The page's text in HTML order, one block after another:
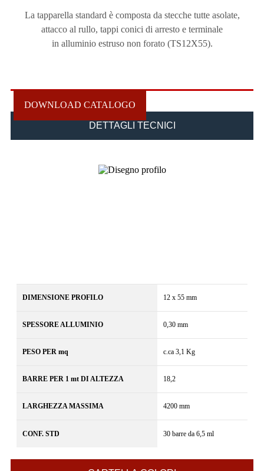
La tapparella standard è composta da stecche tutte asolate,
attacco al rullo, tappi conici di arresto e terminale
in alluminio estruso non forato (TS12X55).
DOWNLOAD CATALOGO
DETTAGLI TECNICI
DIMENSIONE PROFILO 12 x 55 mm
SPESSORE ALLUMINIO 0,30 mm
PESO PER mq c.ca 3,1 Kg
BARRE PER 1 mt DI ALTEZZA 18,2
LARGHEZZA MASSIMA 4200 mm
CONF. STD 30 barre da 6,5 ml